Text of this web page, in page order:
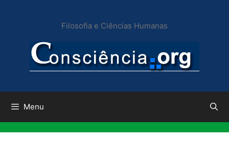
conteúdo
Filosofia e Ciências Humanas
Menu